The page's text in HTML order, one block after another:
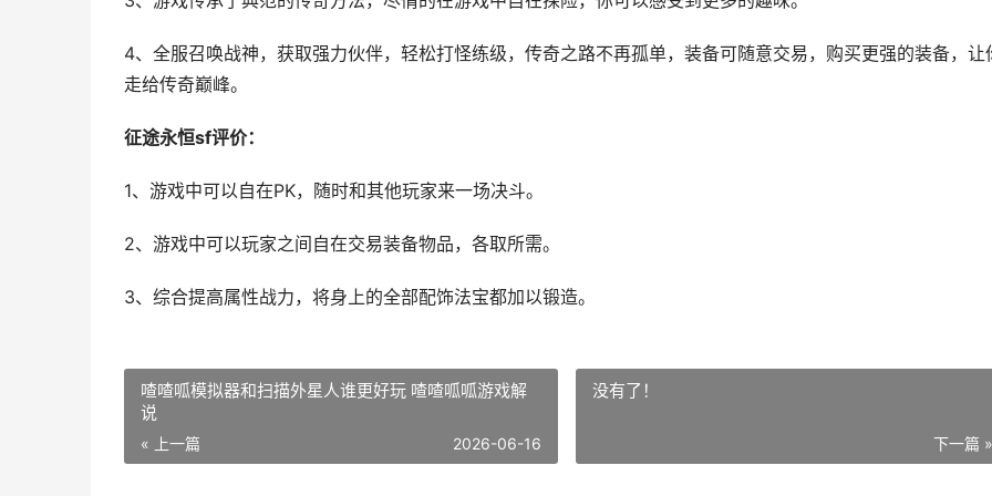
4、全服召唤战神，获取强力伙伴，轻松打怪练级，传奇之路不再孤单，装备可随意交易，购买更强的装备，让
走给传奇巅峰。
征途永恒sf评价：
1、游戏中可以自在PK，随时和其他玩家来一场决斗。
2、游戏中可以玩家之间自在交易装备物品，各取所需。
3、综合提高属性战力，将身上的全部配饰法宝都加以锻造。
喳喳呱模拟器和扫描外星人谁更好玩 喳喳呱呱游戏解
说
« 上一篇 2026-06-16
没有了！
下一篇 »